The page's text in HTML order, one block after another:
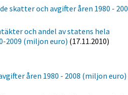
skatter och avgifter åren 1980 -
och andel av statens hela
2009 (miljon euro) (17.11.2010)
åren 1980 - 2008 (miljon euro)